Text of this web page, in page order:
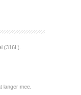
(316L).
langer mee.